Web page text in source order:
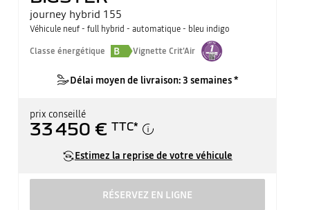
journey hybrid 155
Véhicule neuf - full hybrid - automatique - bleu indigo
Classe énergétique
B Vignette Crit'Air
Délai moyen de livraison: 3 semaines *
prix conseillé
33 450 € TTC*
Estimez la reprise de votre véhicule
RÉSERVEZ EN LIGNE